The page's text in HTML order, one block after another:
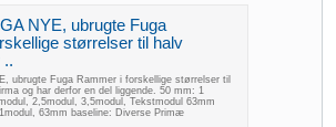
NYE, ubrugte Fuga
størrelser til halv
..
ubrugte Fuga Rammer i forskellige størrelser til
og har derfor en del liggende. 50 mm: 1
2,5modul, 3,5modul, Tekstmodul 63mm
63mm baseline: Diverse Primæ